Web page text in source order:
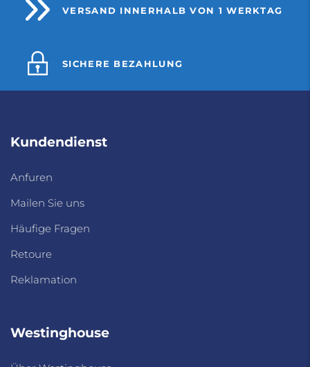
VERSAND INNERHALB VON 1 WERKTAG
SICHERE BEZAHLUNG
Kundendienst
Anfuren
Mailen Sie uns
Häufige Fragen
Retoure
Reklamation
Westinghouse